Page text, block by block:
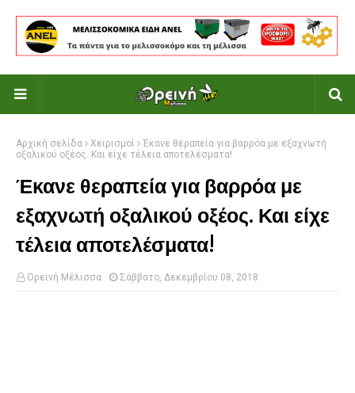
Αρχική σελίδα Χειρισμοί
Έκανε θεραπεία για βαρρόα με εξαχνωτή
οξαλικού οξέος. Και είχε τέλεια αποτελέσματα!
Έκανε θεραπεία για βαρρόα με
εξαχνωτή οξαλικού οξέος. Και είχε
τέλεια αποτελέσματα!
Ορεινή Μέλισσα Σάββατο, Δεκεμβρίου 08, 2018